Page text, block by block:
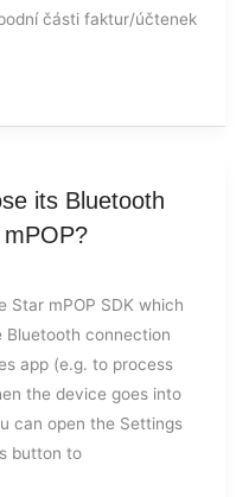
části faktur/účtenek
its Bluetooth
Star mPOP SDK which
Bluetooth connection
app (e.g. to process
the device goes into
can open the Settings
button to